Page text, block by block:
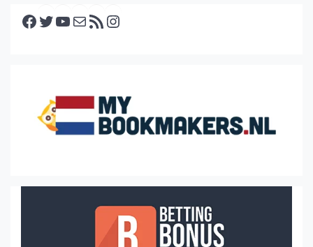
Facebook Twitter YouTube E-mail RSS feed